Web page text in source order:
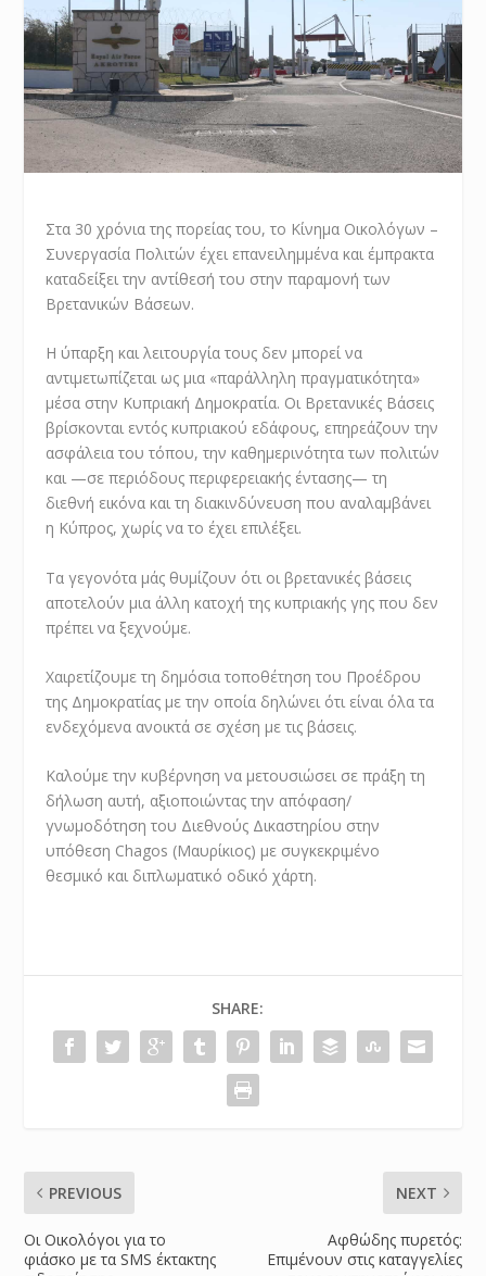
Στα 30 χρόνια της πορείας του, το Κίνημα Οικολόγων –
Συνεργασία Πολιτών έχει επανειλημμένα και έμπρακτα
καταδείξει την αντίθεσή του στην παραμονή των
Βρετανικών Βάσεων.
Η ύπαρξη και λειτουργία τους δεν μπορεί να
αντιμετωπίζεται ως μια «παράλληλη πραγματικότητα»
μέσα στην Κυπριακή Δημοκρατία. Οι Βρετανικές Βάσεις
βρίσκονται εντός κυπριακού εδάφους, επηρεάζουν την
ασφάλεια του τόπου, την καθημερινότητα των πολιτών
και —σε περιόδους περιφερειακής έντασης— τη
διεθνή εικόνα και τη διακινδύνευση που αναλαμβάνει
η Κύπρος, χωρίς να το έχει επιλέξει.
Τα γεγονότα μάς θυμίζουν ότι οι βρετανικές βάσεις
αποτελούν μια άλλη κατοχή της κυπριακής γης που δεν
πρέπει να ξεχνούμε.
Χαιρετίζουμε τη δημόσια τοποθέτηση του Προέδρου
της Δημοκρατίας με την οποία δηλώνει ότι είναι όλα τα
ενδεχόμενα ανοικτά σε σχέση με τις βάσεις.
Καλούμε την κυβέρνηση να μετουσιώσει σε πράξη τη
δήλωση αυτή, αξιοποιώντας την απόφαση/
γνωμοδότηση του Διεθνούς Δικαστηρίου στην
υπόθεση Chagos (Μαυρίκιος) με συγκεκριμένο
θεσμικό και διπλωματικό οδικό χάρτη.
SHARE:
PREVIOUS
Οι Οικολόγοι για το
φιάσκο με τα SMS έκτακτης
NEXT
Αφθώδης πυρετός:
Επιμένουν στις καταγγελίες